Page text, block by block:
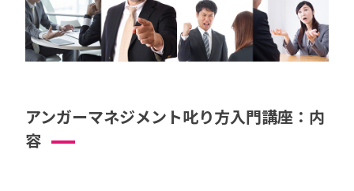
アンガーマネジメント叱り方入門講座：内
容